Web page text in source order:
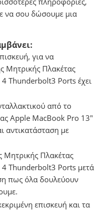
να σου δώσουμε μια
για να
Μητρικής Πλακέτας
Thunderbolt3 Ports έχει
από το
Apple MacBook Pro 13"
αντικατάσταση με
Μητρικής Πλακέτας
Thunderbolt3 Ports μετά
πως όλα δουλεύουν
επισκευή και τα